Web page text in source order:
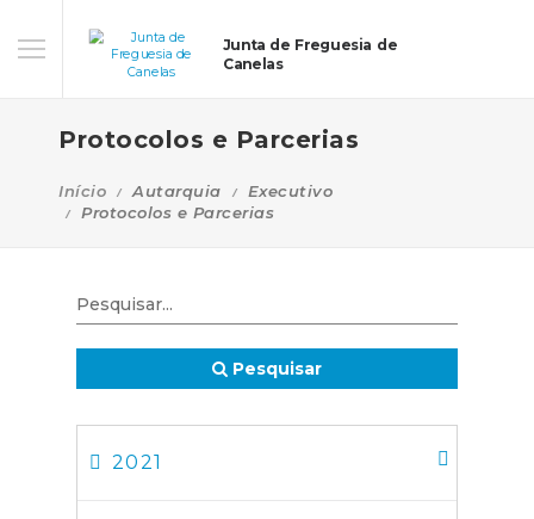
Junta de Freguesia de
Canelas
Protocolos e Parcerias
Início Autarquia
Executivo
Protocolos e Parcerias
Pesquisar
2021